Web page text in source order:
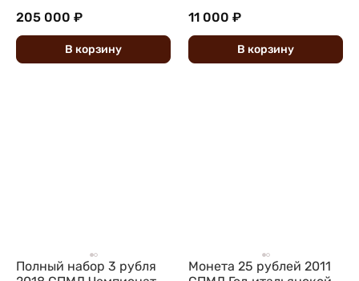
205 000 ₽
В корзину
11 000 ₽
В корзину
Полный набор 3 рубля
Монета 25 рублей 2011